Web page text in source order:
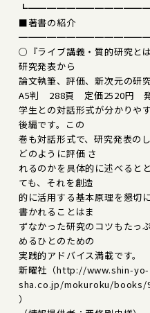
■著書の紹介
○『ライブ講義・質的研究と
研究発表から
論文執筆、評価、新次元の研
A5判 288頁 定価2520円 発
学生との対話形式が分かりや
後編です。この
巻も対話形式で、研究発表の
どのように評価 さ
れるのかを具体的に述べると
ても、それを創造
的に活用する基本原理を懇切
書かれることはま
ずなかった研究のコツもたっ
めるひとのための
実践的アドバイス満載です。
新曜社（http://www.shin-yo-
sha.co.jp/mokuroku/books/
）